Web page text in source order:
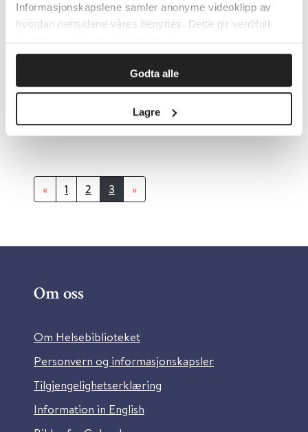
Informasjonskapslene samler anonyme videoklipp av
hvordan nettsidene våres benyttes. Dette gir verdifull
innsikt som gjør at vi kan forbedre oss.
Godta alle
Lagre
Søkelys på hverdagsrehabilitering
Senter for omsorgsforskning 2022
« 1 2 3 »
Om oss
Om Helsebiblioteket
Personvern og informasjonskapsler
Tilgjengelighetserklæring
Information in English